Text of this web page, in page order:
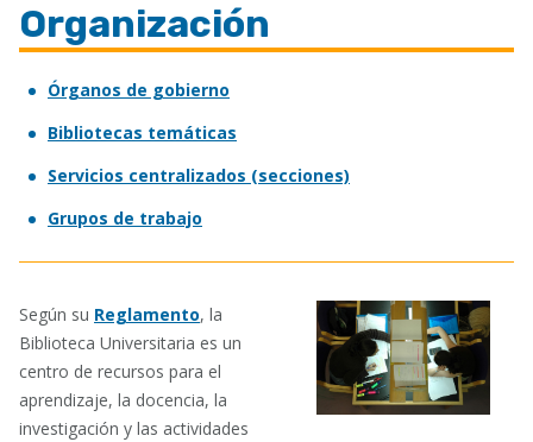
de
ayuda
a
la
navegación
Organización
Órganos de gobierno
Bibliotecas temáticas
Servicios centralizados (secciones)
Grupos de trabajo
Según su Reglamento, la
Biblioteca Universitaria es un
centro de recursos para el
aprendizaje, la docencia, la
investigación y las actividades